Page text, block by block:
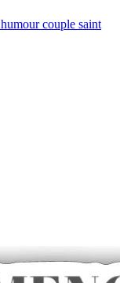
couple saint